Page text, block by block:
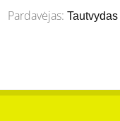
Pardavėjas: